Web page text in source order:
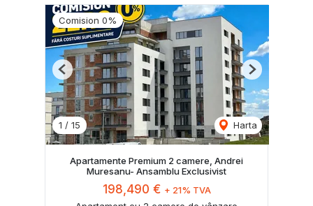
Comision 0%
1 / 15 Harta
Previous Next
Apartamente Premium 2 camere, Andrei
Muresanu- Ansamblu Exclusivist
198,490 € + 21% TVA